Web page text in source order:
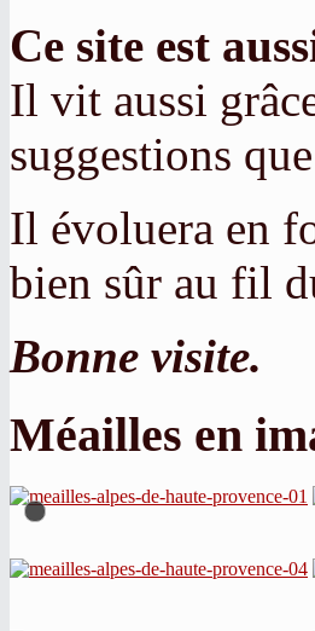
Ce site est
Il vit aussi
suggestions
Il évoluera en
bien sûr au fil
Bonne visite.
Méailles en